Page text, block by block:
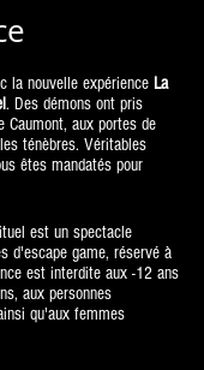
la nouvelle expérience La
. Des démons ont pris
Caumont, aux portes de
ténèbres. Véritables
êtes mandatés pour
est un spectacle
d'escape game, réservé à
est interdite aux -12 ans
aux personnes
qu'aux femmes